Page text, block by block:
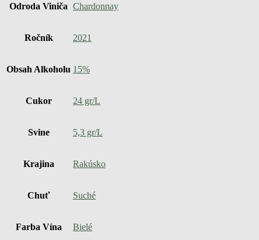
Odroda Viniča Chardonnay
Ročník 2021
Obsah Alkoholu 15%
Cukor 24 gr/L
Svine 5,3 gr/L
Krajina Rakúsko
Chuť Suché
Farba Vína Bielé